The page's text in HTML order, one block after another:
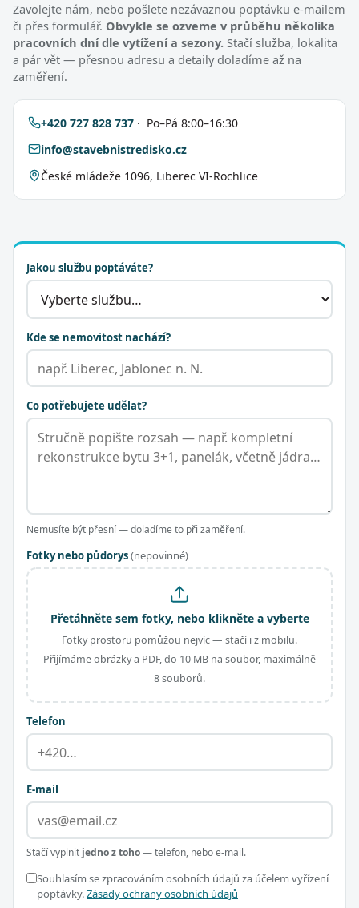
Zavolejte nám, nebo pošlete nezávaznou poptávku e-mailem
či přes formulář. Obvykle se ozveme v průběhu několika
pracovních dní dle vytížení a sezony. Stačí služba, lokalita
a pár vět — přesnou adresu a detaily doladíme až na
zaměření.
+420 727 828 737 · Po–Pá 8:00–16:30
info@stavebnistredisko.cz
České mládeže 1096, Liberec VI-Rochlice
Jakou službu poptáváte?
Kde se nemovitost nachází?
Co potřebujete udělat?
Nemusíte být přesní — doladíme to při zaměření.
Fotky nebo půdorys(nepovinné)
Přetáhněte sem fotky, nebo klikněte a vyberte
Fotky prostoru pomůžou nejvíc — stačí i z mobilu.
Přijímáme obrázky a PDF, do 10 MB na soubor, maximálně
8 souborů.
Telefon
E-mail
Stačí vyplnit jedno z toho— telefon, nebo e-mail.
Souhlasím se zpracováním osobních údajů za účelem vyřízení
poptávky.Zásady ochrany osobních údajů